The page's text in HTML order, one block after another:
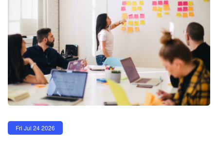
Fri Jul 24 2026